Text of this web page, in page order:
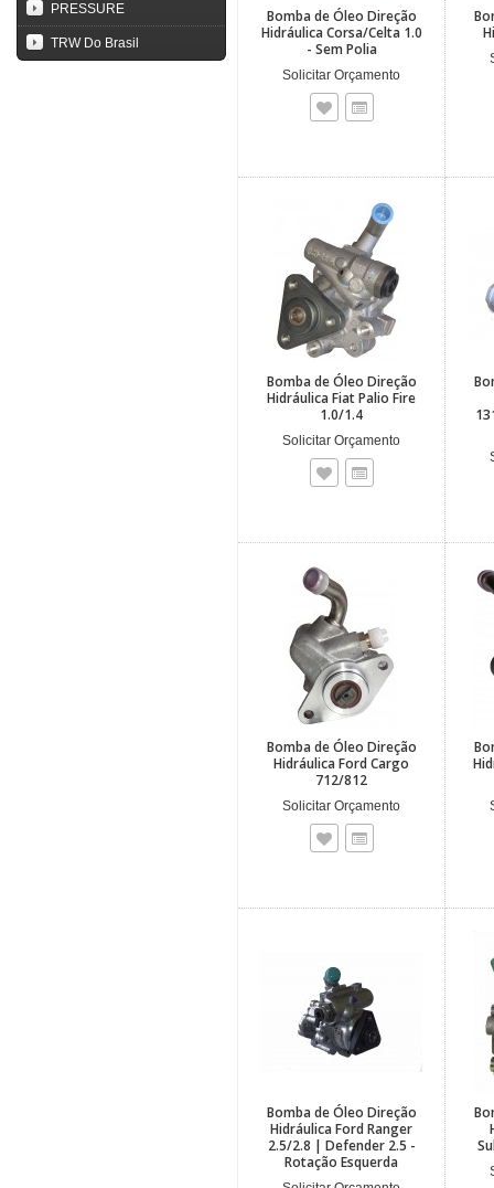
PRESSURE
TRW Do Brasil
Bomba de Óleo Direção
Hidráulica Corsa/Celta 1.0
- Sem Polia
Solicitar Orçamento
Bomba de Óleo Direção
Hidráulica Fiat Palio Fire
1.0/1.4
Solicitar Orçamento
Bomba de Óleo Direção
Hidráulica Ford Cargo
712/812
Solicitar Orçamento
Bomba de Óleo Direção
Hidráulica Ford Ranger
2.5/2.8 | Defender 2.5 -
Rotação Esquerda